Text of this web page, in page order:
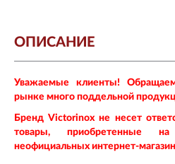
ОПИСАНИЕ
Уважаемые клиенты!
рынке много поддельной
Бренд Victorinox не несет
товары, приобретенные
неофициальных интернет-